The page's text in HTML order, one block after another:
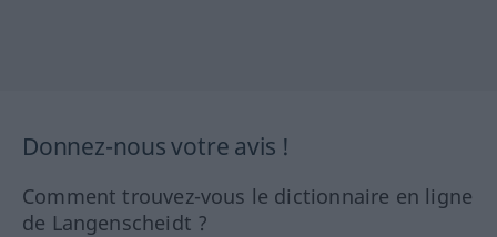
Donnez-nous votre avis !
Comment trouvez-vous le dictionnaire en ligne
de Langenscheidt ?